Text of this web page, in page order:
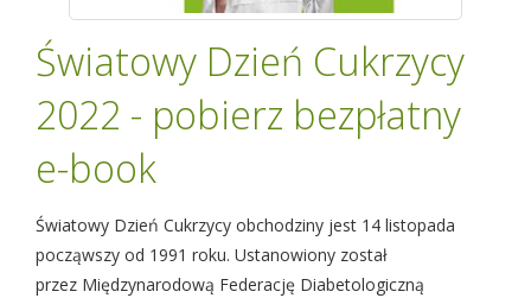
Światowy Dzień Cukrzycy
2022 - pobierz bezpłatny
e-book
Światowy Dzień Cukrzycy obchodziny jest 14 listopada
począwszy od 1991 roku. Ustanowiony został
przez Międzynarodową Federację Diabetologiczną